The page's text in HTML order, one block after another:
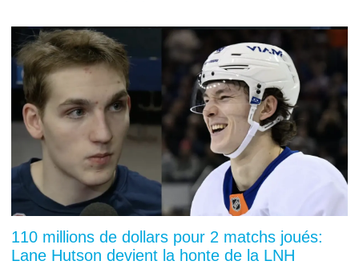
110 millions de dollars pour 2 matchs joués:
Lane Hutson devient la honte de la LNH